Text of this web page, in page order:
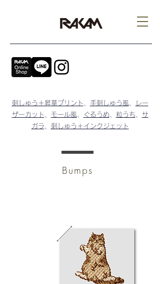
刺しゅう＋昇華プリント 手刺しゅう風、
レー
ザーカット
モール風、 ぐるうめ、 粒うち
サ
ガラ
刺しゅう＋インクジェット
Bumps